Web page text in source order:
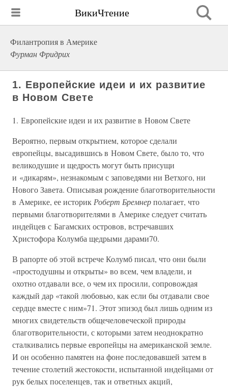
ВикиЧтение
Филантропия в Америке
Фурман Фридрих
1. Европейские идеи и их развитие
в Новом Свете
1. Европейские идеи и их развитие в Новом Свете
Вероятно, первым открытием, которое сделали
европейцы, высадившись в Новом Свете, было то, что
великодушие и щедрость могут быть присущи
и «дикарям», незнакомым с заповедями ни Ветхого, ни
Нового Завета. Описывая рождение благотворительности
в Америке, ее историк Роберт Бремнерполагает, что
первыми благотворителями в Америке следует считать
индейцев с Багамских островов, встречавших
Христофора Колумба щедрыми дарами70.
В рапорте об этой встрече Колумб писал, что они были
«простодушны и открыты» во всем, чем владели, и
охотно отдавали все, о чем их просили, сопровождая
каждый дар «такой любовью, как если бы отдавали свое
сердце вместе с ним»71. Этот эпизод был лишь одним из
многих свидетельств общечеловеческой природы
благотворительности, с которыми затем неоднократно
сталкивались первые европейцы на американской земле.
И он особенно памятен на фоне последовавшей затем в
течение столетий жестокости, испытанной индейцами от
рук белых поселенцев, так и ответных акций,